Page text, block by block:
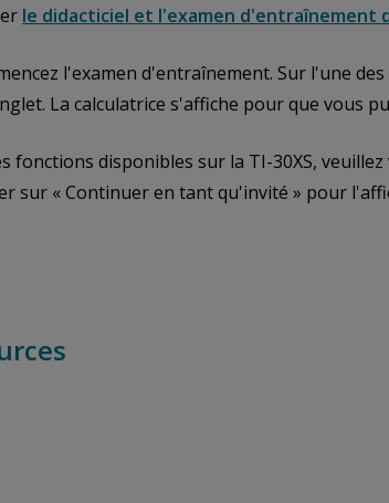
le didacticiel et l'examen d'entraînement
l'examen d'entraînement. Sur l'une
La calculatrice s'affiche pour que vous
fonctions disponibles sur la TI-30XS,
sur « Continuer en tant qu'invité » pour